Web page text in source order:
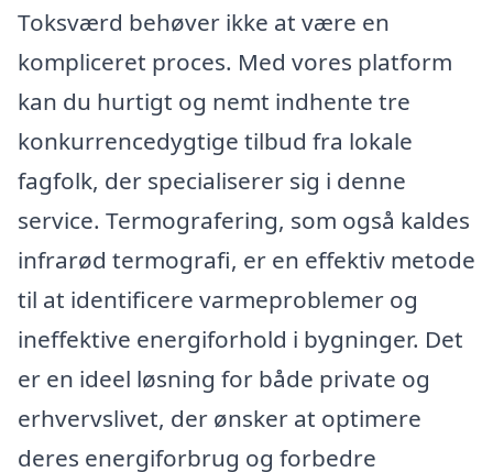
Toksværd behøver ikke at være en
kompliceret proces. Med vores platform
kan du hurtigt og nemt indhente tre
konkurrencedygtige tilbud fra lokale
fagfolk, der specialiserer sig i denne
service. Termografering, som også kaldes
infrarød termografi, er en effektiv metode
til at identificere varmeproblemer og
ineffektive energiforhold i bygninger. Det
er en ideel løsning for både private og
erhvervslivet, der ønsker at optimere
deres energiforbrug og forbedre